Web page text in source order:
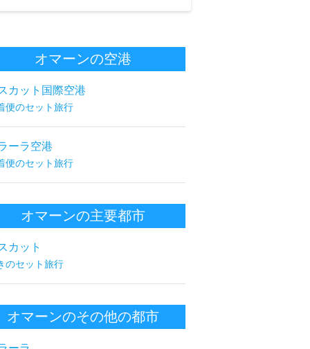
オマーンの空港
カット国際空港
便のセット旅行
ーラ空港
便のセット旅行
オマーンの主要都市
カット
のセット旅行
オマーンのその他の都市